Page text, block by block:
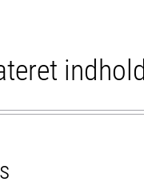
indhold